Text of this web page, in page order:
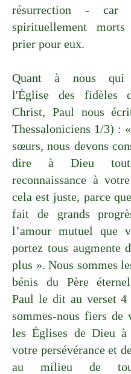
résurrection - car
spirituellement
prier pour eux.
Quant à nous qui
l'Église des fidèles
Christ, Paul nous
Thessaloniciens 1/3) :
sœurs, nous devons
dire à Dieu
reconnaissance à
cela est juste, parce
fait de grands
l’amour mutuel que
portez tous augmente
plus ». Nous sommes
bénis du Père
Paul le dit au verset 4
sommes-nous fiers de
les Églises de Dieu à
votre persévérance et
au milieu de